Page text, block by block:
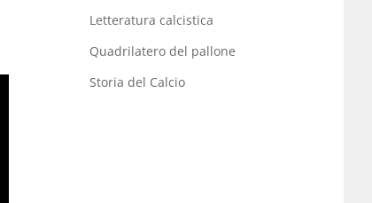
Letteratura calcistica
Quadrilatero del pallone
Storia del Calcio